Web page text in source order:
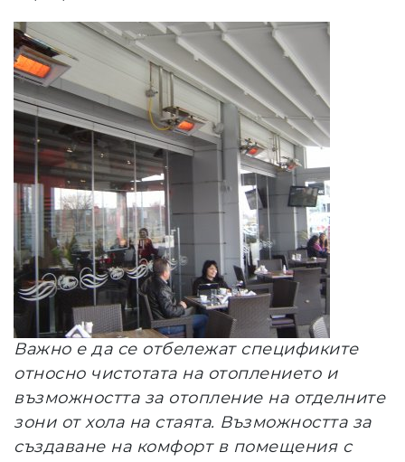
Важно е да се отбележат спецификите
относно чистотата на отоплението и
възможността за отопление на отделните
зони от хола на стаята. Възможността за
създаване на комфорт в помещения с